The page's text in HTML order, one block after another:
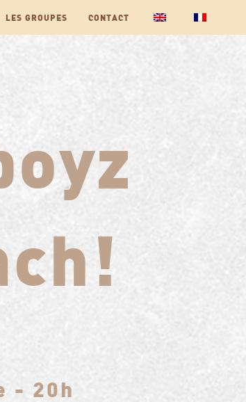
LES GROUPES CONTACT
- 20h